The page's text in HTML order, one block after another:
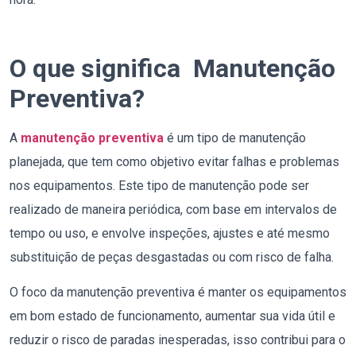
O que significa Manutenção
Preventiva?
A manutenção preventiva é um tipo de manutenção
planejada, que tem como objetivo evitar falhas e problemas
nos equipamentos. Este tipo de manutenção pode ser
realizado de maneira periódica, com base em intervalos de
tempo ou uso, e envolve inspeções, ajustes e até mesmo
substituição de peças desgastadas ou com risco de falha.
O foco da manutenção preventiva é manter os equipamentos
em bom estado de funcionamento, aumentar sua vida útil e
reduzir o risco de paradas inesperadas, isso contribui para o